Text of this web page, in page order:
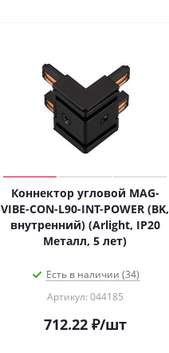
Коннектор угловой MAG-
VIBE-CON-L90-INT-POWER (BK,
внутренний) (Arlight, IP20
Металл, 5 лет)
Есть в наличии (34)
Артикул: 044185
712.22₽/шт